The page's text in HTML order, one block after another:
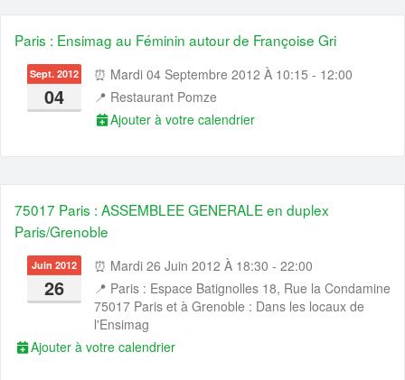
Paris : Ensimag au Féminin autour de Françoise Gri
Sept. 2012
04
⏰ Mardi 04 Septembre 2012 À 10:15 - 12:00
📍 Restaurant Pomze
Ajouter à votre calendrier
75017 Paris : ASSEMBLEE GENERALE en duplex
Paris/Grenoble
Juin 2012
26
⏰ Mardi 26 Juin 2012 À 18:30 - 22:00
📍 Paris : Espace Batignolles 18, Rue la Condamine
75017 Paris et à Grenoble : Dans les locaux de
l'Ensimag
Ajouter à votre calendrier